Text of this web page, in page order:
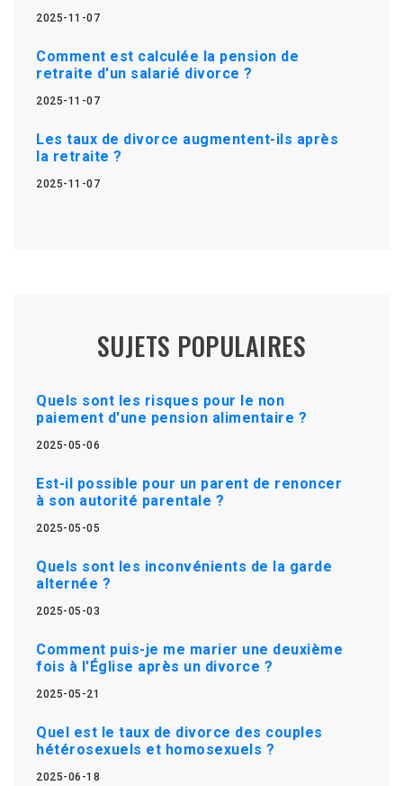
2025-11-07
Comment est calculée la pension de
retraite d'un salarié divorce ?
2025-11-07
Les taux de divorce augmentent-ils après
la retraite ?
2025-11-07
SUJETS POPULAIRES
Quels sont les risques pour le non
paiement d'une pension alimentaire ?
2025-05-06
Est-il possible pour un parent de renoncer
à son autorité parentale ?
2025-05-05
Quels sont les inconvénients de la garde
alternée ?
2025-05-03
Comment puis-je me marier une deuxième
fois à l'Église après un divorce ?
2025-05-21
Quel est le taux de divorce des couples
hétérosexuels et homosexuels ?
2025-06-18